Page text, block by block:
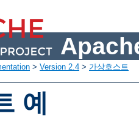
> Version 2.4 > 가상호스트
예